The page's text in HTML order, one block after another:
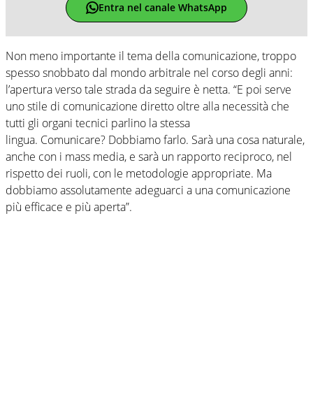
Entra nel canale WhatsApp
Non meno importante il tema della comunicazione, troppo
spesso snobbato dal mondo arbitrale nel corso degli anni:
l’apertura verso tale strada da seguire è netta. “E poi serve
uno stile di comunicazione diretto oltre alla necessità che
tutti gli organi tecnici parlino la stessa
lingua. Comunicare? Dobbiamo farlo. Sarà una cosa naturale,
anche con i mass media, e sarà un rapporto reciproco, nel
rispetto dei ruoli, con le metodologie appropriate. Ma
dobbiamo assolutamente adeguarci a una comunicazione
più efficace e più aperta”.